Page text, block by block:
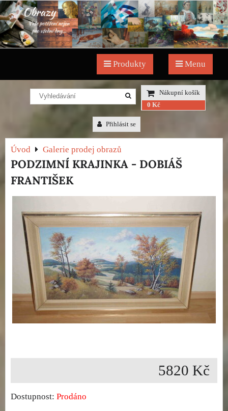
Produkty Menu
Nákupní košík
0 Kč
Přihlásit se
Úvod Galerie prodej obrazů
PODZIMNÍ KRAJINKA - DOBIÁŠ
FRANTIŠEK
5820 Kč
Dostupnost: Prodáno